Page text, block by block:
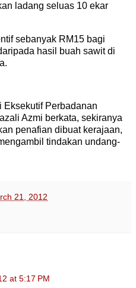
ladang seluas 10 ekar
sebanyak RM15 bagi
hasil buah sawit di
Eksekutif Perbadanan
Azmi berkata, sekiranya
penafian dibuat kerajaan,
tindakan undang-
21, 2012
at 5:17 PM